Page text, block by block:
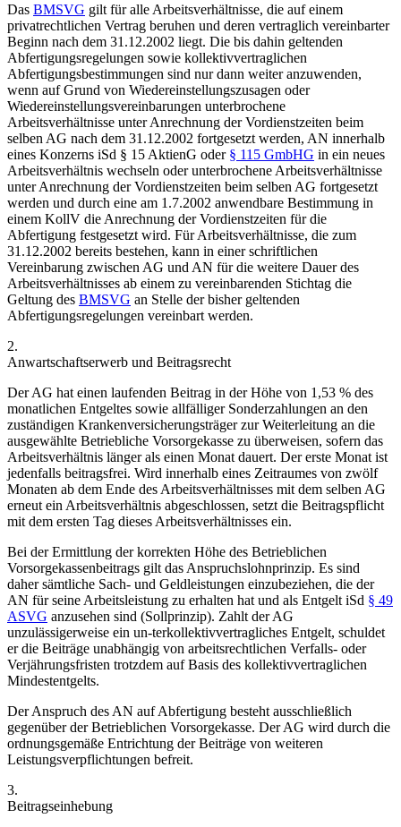
Das BMSVG gilt für alle Arbeitsverhältnisse, die auf einem
privatrechtlichen Vertrag beruhen und deren vertraglich vereinbarter
Beginn nach dem 31.12.2002 liegt. Die bis dahin geltenden
Abfertigungsregelungen sowie kollektivvertraglichen
Abfertigungsbestimmungen sind nur dann weiter anzuwenden,
wenn auf Grund von Wiedereinstellungszusagen oder
Wiedereinstellungsvereinbarungen unterbrochene
Arbeitsverhältnisse unter Anrechnung der Vordienstzeiten beim
selben AG nach dem 31.12.2002 fortgesetzt werden, AN innerhalb
eines Konzerns iSd § 15 AktienG oder § 115 GmbHG in ein neues
Arbeitsverhältnis wechseln oder unterbrochene Arbeitsverhältnisse
unter Anrechnung der Vordienstzeiten beim selben AG fortgesetzt
werden und durch eine am 1.7.2002 anwendbare Bestimmung in
einem KollV die Anrechnung der Vordienstzeiten für die
Abfertigung festgesetzt wird. Für Arbeitsverhältnisse, die zum
31.12.2002 bereits bestehen, kann in einer schriftlichen
Vereinbarung zwischen AG und AN für die weitere Dauer des
Arbeitsverhältnisses ab einem zu vereinbarenden Stichtag die
Geltung des BMSVG an Stelle der bisher geltenden
Abfertigungsregelungen vereinbart werden.
2.
Anwartschaftserwerb und Beitragsrecht
Der AG hat einen laufenden Beitrag in der Höhe von 1,53 % des
monatlichen Entgeltes sowie allfälliger Sonderzahlungen an den
zuständigen Krankenversicherungsträger zur Weiterleitung an die
ausgewählte Betriebliche Vorsorgekasse zu überweisen, sofern das
Arbeitsverhältnis länger als einen Monat dauert. Der erste Monat ist
jedenfalls beitragsfrei. Wird innerhalb eines Zeitraumes von zwölf
Monaten ab dem Ende des Arbeitsverhältnisses mit dem selben AG
erneut ein Arbeitsverhältnis abgeschlossen, setzt die Beitragspflicht
mit dem ersten Tag dieses Arbeitsverhältnisses ein.
Bei der Ermittlung der korrekten Höhe des Betrieblichen
Vorsorgekassenbeitrags gilt das Anspruchslohnprinzip. Es sind
daher sämtliche Sach- und Geldleistungen einzubeziehen, die der
AN für seine Arbeitsleistung zu erhalten hat und als Entgelt iSd § 49
ASVG anzusehen sind (Sollprinzip). Zahlt der AG
unzulässigerweise ein un-terkollektivvertragliches Entgelt, schuldet
er die Beiträge unabhängig von arbeitsrechtlichen Verfalls- oder
Verjährungsfristen trotzdem auf Basis des kollektivvertraglichen
Mindestentgelts.
Der Anspruch des AN auf Abfertigung besteht ausschließlich
gegenüber der Betrieblichen Vorsorgekasse. Der AG wird durch die
ordnungsgemäße Entrichtung der Beiträge von weiteren
Leistungsverpflichtungen befreit.
3.
Beitragseinhebung